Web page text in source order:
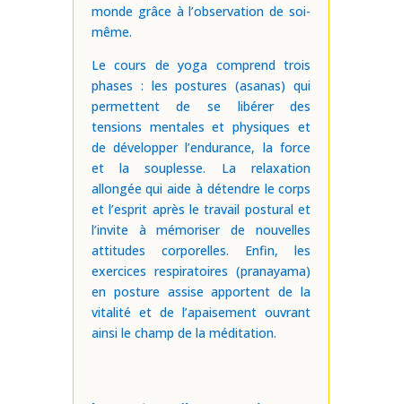
monde grâce à l’observation de soi-
même.
​Le cours de yoga comprend trois
phases : les postures (asanas) qui
permettent de se libérer des
tensions mentales et physiques et
de développer l’endurance, la force
et la souplesse. La relaxation
allongée qui aide à détendre le corps
et l’esprit après le travail postural et
l’invite à mémoriser de nouvelles
attitudes corporelles. Enfin, les
exercices respiratoires (pranayama)
en posture assise apportent de la
vitalité et de l’apaisement ouvrant
ainsi le champ de la méditation.